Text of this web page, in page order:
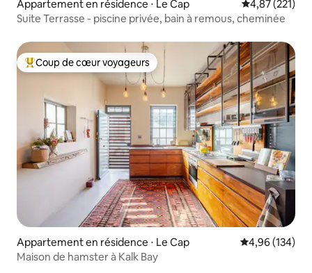
Appartement en résidence ⋅ Le Cap Évaluation
4,87 (221)
Suite Terrasse - piscine privée, bain à remous, cheminée
Coups de cœur voyageurs les plus appréciés
Coup de cœur voyageurs
Appartement en résidence ⋅ Le Cap Évaluation
4,96 (134)
Maison de hamster à Kalk Bay